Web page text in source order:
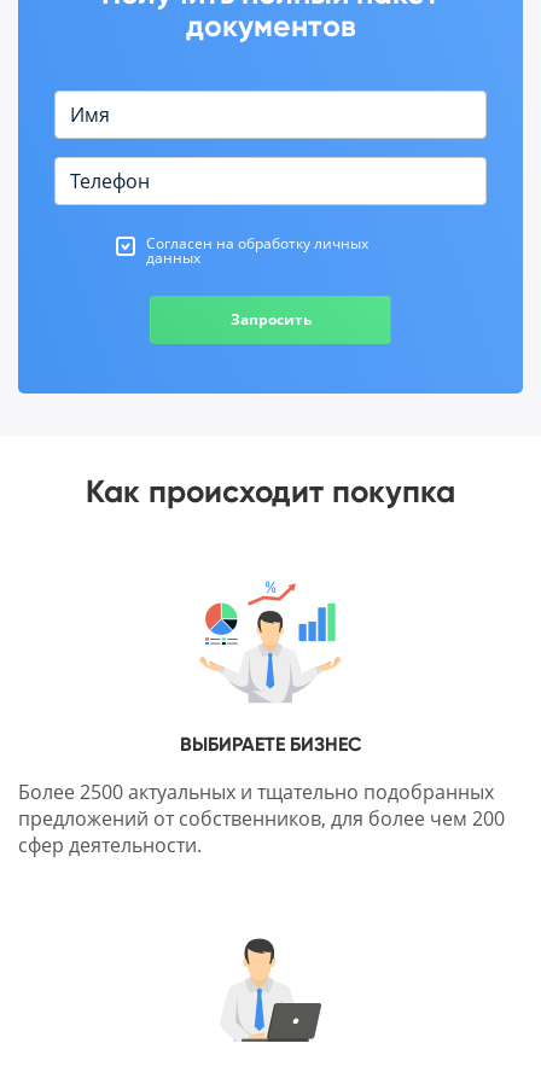
документов
Согласен на обработку личных
данных
Запросить
Как происходит покупка
ВЫБИРАЕТЕ БИЗНЕС
Более 2500 актуальных и тщательно подобранных
предложений от собственников, для более чем 200
сфер деятельности.